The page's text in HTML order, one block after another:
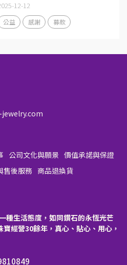
12-12
公益 感謝 募款
公司文化與願景 價值承諾與保證
售後服務 商品退換貨
種生活態度，如同鑽石的永恆光芒
經營30餘年，真心、貼心、用心，